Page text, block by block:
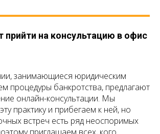
прийти на консультацию в офис
занимающиеся юридическим
процедуры банкротства, предлагают
онлайн-консультации. Мы
практику и прибегаем к ней, но
встреч есть ряд неоспоримых